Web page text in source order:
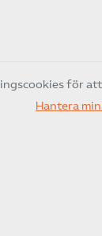
för
Hantera